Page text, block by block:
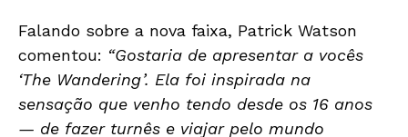
Falando sobre a nova faixa, Patrick Watson
comentou: “Gostaria de apresentar a vocês
‘The Wandering’. Ela foi inspirada na
sensação que venho tendo desde os 16 anos
— de fazer turnês e viajar pelo mundo